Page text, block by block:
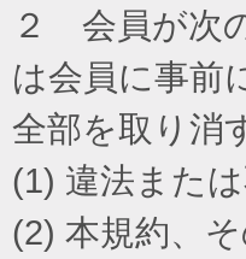
２ 会員が次
は会員に事前
全部を取り消
(1) 違法また
(2) 本規約、